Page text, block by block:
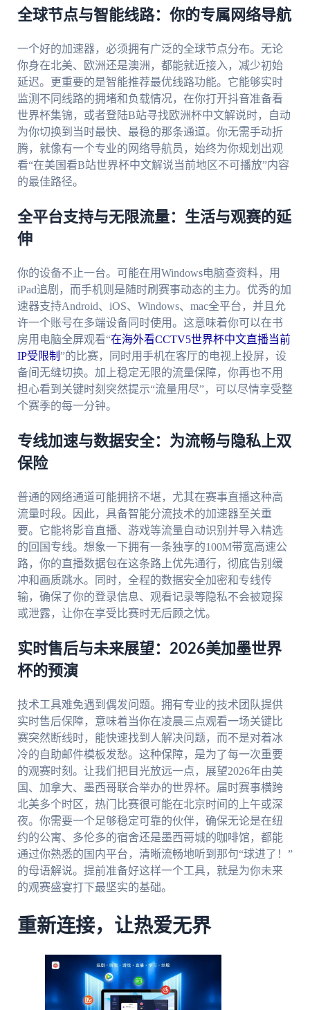
全球节点与智能线路：你的专属网络导航
一个好的加速器，必须拥有广泛的全球节点分布。无论
你身在北美、欧洲还是澳洲，都能就近接入，减少初始
延迟。更重要的是智能推荐最优线路功能。它能够实时
监测不同线路的拥堵和负载情况，在你打开抖音准备看
世界杯集锦，或者登陆B站寻找欧洲杯中文解说时，自动
为你切换到当时最快、最稳的那条通道。你无需手动折
腾，就像有一个专业的网络导航员，始终为你规划出观
看“在美国看B站世界杯中文解说当前地区不可播放”内容
的最佳路径。
全平台支持与无限流量：生活与观赛的延
伸
你的设备不止一台。可能在用Windows电脑查资料，用
iPad追剧，而手机则是随时刷赛事动态的主力。优秀的加
速器支持Android、iOS、Windows、mac全平台，并且允
许一个账号在多端设备同时使用。这意味着你可以在书
房用电脑全屏观看“在海外看CCTV5世界杯中文直播当前
IP受限制 ”的比赛，同时用手机在客厅的电视上投屏，设
备间无缝切换。加上稳定无限的流量保障，你再也不用
担心看到关键时刻突然提示“流量用尽”，可以尽情享受整
个赛季的每一分钟。
专线加速与数据安全：为流畅与隐私上双
保险
普通的网络通道可能拥挤不堪，尤其在赛事直播这种高
流量时段。因此，具备智能分流技术的加速器至关重
要。它能将影音直播、游戏等流量自动识别并导入精选
的回国专线。想象一下拥有一条独享的100M带宽高速公
路，你的直播数据包在这条路上优先通行，彻底告别缓
冲和画质跳水。同时，全程的数据安全加密和专线传
输，确保了你的登录信息、观看记录等隐私不会被窥探
或泄露，让你在享受比赛时无后顾之忧。
实时售后与未来展望：2026美加墨世界
杯的预演
技术工具难免遇到偶发问题。拥有专业的技术团队提供
实时售后保障，意味着当你在凌晨三点观看一场关键比
赛突然断线时，能快速找到人解决问题，而不是对着冰
冷的自助邮件模板发愁。这种保障，是为了每一次重要
的观赛时刻。让我们把目光放远一点，展望2026年由美
国、加拿大、墨西哥联合举办的世界杯。届时赛事横跨
北美多个时区，热门比赛很可能在北京时间的上午或深
夜。你需要一个足够稳定可靠的伙伴，确保无论是在纽
约的公寓、多伦多的宿舍还是墨西哥城的咖啡馆，都能
通过你熟悉的国内平台，清晰流畅地听到那句“球进了！”
的母语解说。提前准备好这样一个工具，就是为你未来
的观赛盛宴打下最坚实的基础。
重新连接，让热爱无界